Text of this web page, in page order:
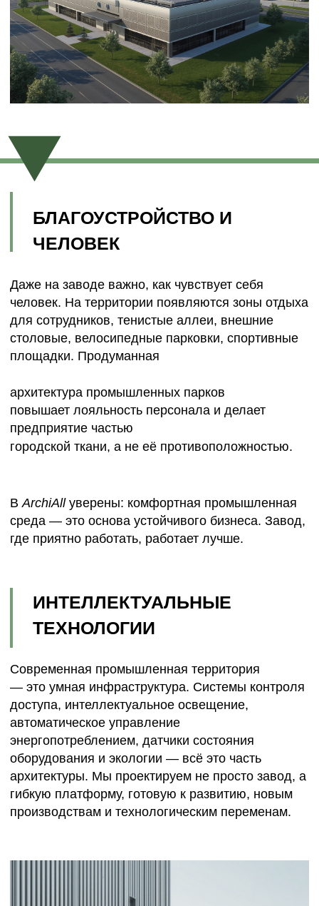
ARCHIALL:
ПРОЕКТИРУЕМ
ИНДУСТРИЮ БУДУЩЕГО
который определяет, как предприятие будет
жить, развиваться и взаимодействовать с
— это не просто чертеж. Это стратегический
документ,
Проект промышленной территории
Мы создаём промышленные территории, где
каждая деталь имеет значение. Где движение
грузовиков не мешает движению людей, где
инженерные узлы встроены в эстетику
пространства, а зелёные зоны — не декор, а
часть устойчивой экосистемы.